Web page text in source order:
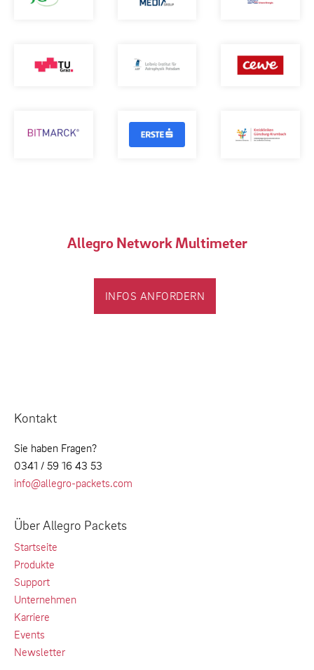
Allegro Network Multimeter
INFOS ANFORDERN
Kontakt
Sie haben Fragen?
0341 / 59 16 43 53
info@allegro-packets.com
Über Allegro Packets
Startseite
Produkte
Support
Unternehmen
Karriere
Events
Newsletter